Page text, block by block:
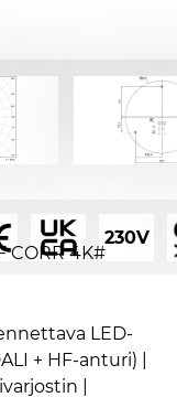
CORR 4K#
LED-
+ HF-anturi) |
|
230V